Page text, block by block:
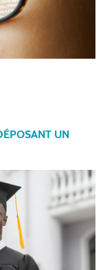
UN